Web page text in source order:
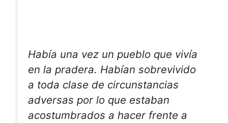
Había una vez un pueblo que vivía
en la pradera. Habían sobrevivido
a toda clase de circunstancias
adversas por lo que estaban
acostumbrados a hacer frente a